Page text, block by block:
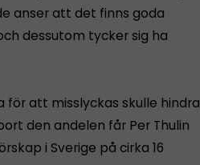
anser att det finns goda
dessutom tycker sig ha
för att misslyckas skulle hindra
den andelen får Per Thulin
i Sverige på cirka 16